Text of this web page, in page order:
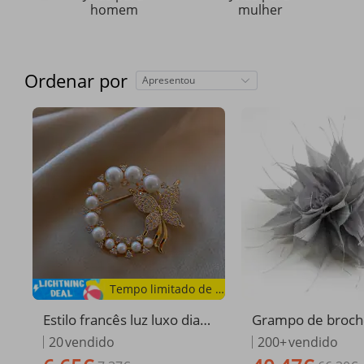
homem
mulher
Ordenar por Apresentou
Tempo limitado de oferta
Estilo francês luz luxo diam
ante carta broche elegante
de alta qualidade terno pin
20vendido
Grampo de
de penas cinza,
de cabeça,
200+vendido